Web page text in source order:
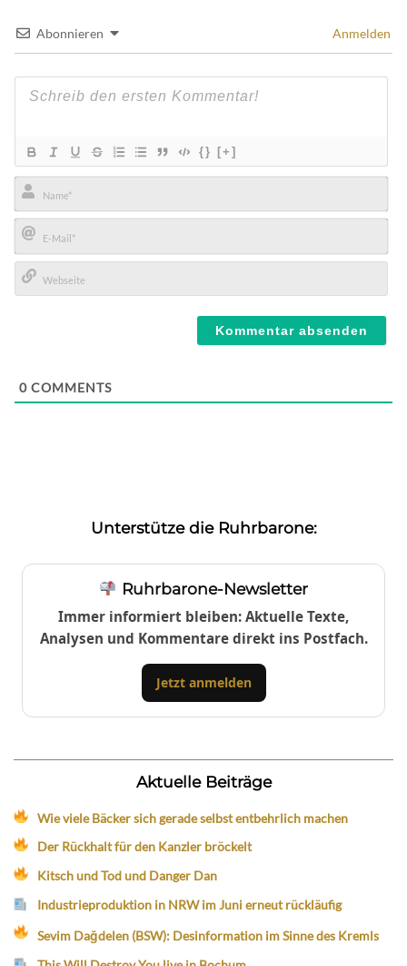
Abonnieren Anmelden
{} [+]
Name*
E-
Mail*
0 COMMENTS
Unterstütze die Ruhrbarone:
Ruhrbarone-Newsletter
Immer informiert bleiben: Aktuelle Texte,
Analysen und Kommentare direkt ins Postfach.
Jetzt anmelden
Aktuelle Beiträge
Wie viele Bäcker sich gerade selbst entbehrlich machen
Der Rückhalt für den Kanzler bröckelt
Kitsch und Tod und Danger Dan
Industrieproduktion in NRW im Juni erneut rückläufig
Sevim Dağdelen (BSW): Desinformation im Sinne des Kremls